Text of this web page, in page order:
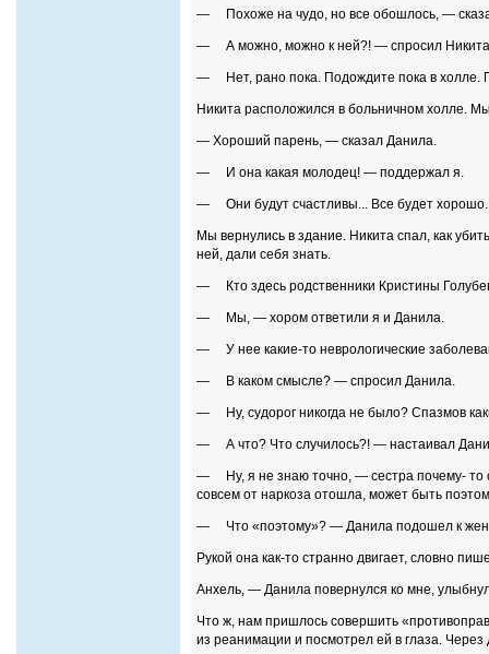
— Похоже на чудо, но все обошлось, —
— А можно, можно к ней?! — спросил
— Нет, рано пока. Подождите пока в холле.
Никита расположился в больничном холле.
— Хороший парень, — сказал Данила.
— И она какая молодец! — поддержал я.
— Они будут счастливы... Все будет хорошо.
Мы вернулись в здание. Никита спал, как
ней, дали себя знать.
— Кто здесь родственники Кристины
— Мы, — хором ответили я и Данила.
— У нее какие-то неврологические
— В каком смысле? — спросил Данила.
— Ну, судорог никогда не было? Спазмов
— А что? Что случилось?! — настаивал
— Ну, я не знаю точно, — сестра почему- то
совсем от наркоза отошла, может быть
— Что «поэтому»? — Данила подошел к
Рукой она как-то странно двигает, словно
Анхель, — Данила повернулся ко мне,
Что ж, нам пришлось совершить
из реанимации и посмотрел ей в глаза.